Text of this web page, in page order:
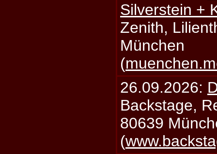
Silverstein +
Zenith,
München
(
26.09.2026:
Backstage,
80639
(